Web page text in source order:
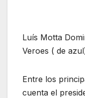
Luís Motta
Veroes ( de
Entre los
cuenta el